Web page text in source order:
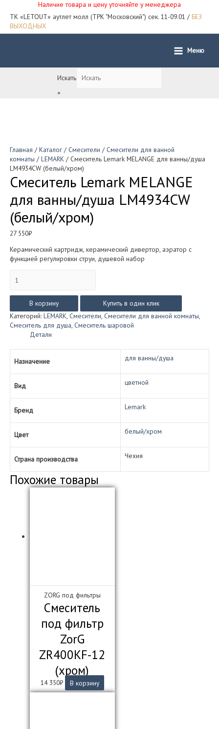
Наличие товара и цену уточняйте у менеджера
ТК «LETOUT» аутлет молл (ТРК "Московский") сек. 11-09.01 / БЕЗ
ВЫХОДНЫХ
Main
Меню
Искать
×
Главная / Каталог / Смесители / Смесители для ванной
комнаты / LEMARK / Смеситель Lemark MELANGE для ванны/душа
LM4934СW (белый/хром)
Смеситель Lemark MELANGE
для ванны/душа LM4934СW
(белый/хром)
27 550₽
Керамический картридж, керамический дивертор, аэратор с
функцией регулировки струи, душевой набор
товара
Lemark
MELANGE
для
ванны/
LM4934СW
(белый/
В корзину
Купить в один клик
Категорий: LEMARK, Смесители, Смесители для ванной комнаты,
Смеситель для душа, Смеситель шаровой
Детали
Назначение для ванны/душа
Вид цветной
Бренд Lemark
Цвет белый/хром
Страна производства Чехия
Похожие товары
ZORG под фильтры
Смеситель
под фильтр
ZorG
ZR400KF-12
(хром)
14 350₽ В корзину